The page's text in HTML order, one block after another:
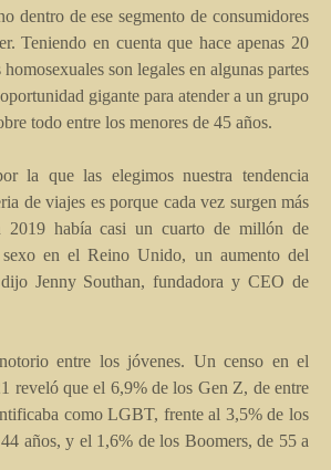
dentro de ese segmento de consumidores
Teniendo en cuenta que hace apenas 20
son legales en algunas partes
gigante para atender a un grupo
todo entre los menores de 45 años.
la que las elegimos nuestra tendencia
de viajes es porque cada vez surgen más
2019 había casi un cuarto de millón de
en el Reino Unido, un aumento del
Jenny Southan, fundadora y CEO de
entre los jóvenes. Un censo en el
reveló que el 6,9% de los Gen Z, de entre
como LGBT, frente al 3,5% de los
años, y el 1,6% de los Boomers, de 55 a